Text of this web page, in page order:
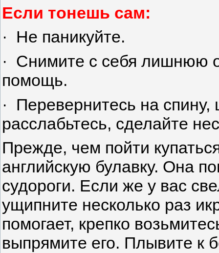
Если тонешь сам:
· Не паникуйте.
· Снимите с себя лишнюю
помощь.
· Перевернитесь на спину,
расслабьтесь, сделайте
Прежде, чем пойти
английскую булавку. Она
судороги. Если же у вас
ущипните несколько раз
помогает, крепко
выпрямите его. Плывите к